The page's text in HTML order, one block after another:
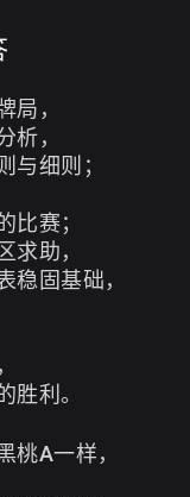
局，
析，
与细则；
比赛；
求助，
稳固基础，
胜利。
桃A一样，